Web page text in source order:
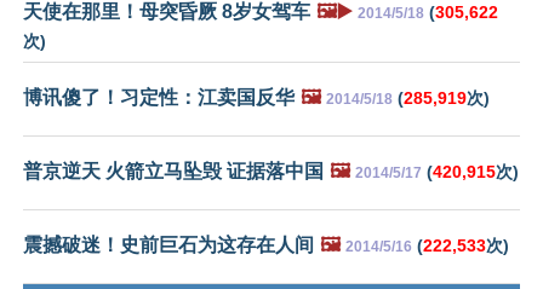
天使在那里！母突昏厥 8岁女驾车 🖼️▶️ 2014/5/18 (305,622
次)
博讯傻了！习定性：江卖国反华 🖼️ 2014/5/18 (285,919次)
普京逆天 火箭立马坠毁 证据落中国 🖼️ 2014/5/17 (420,915次)
震撼破迷！史前巨石为这存在人间 🖼️ 2014/5/16 (222,533次)